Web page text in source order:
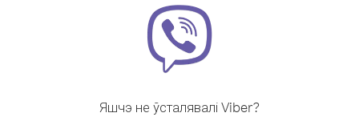
Яшчэ не ўсталявалі Viber?